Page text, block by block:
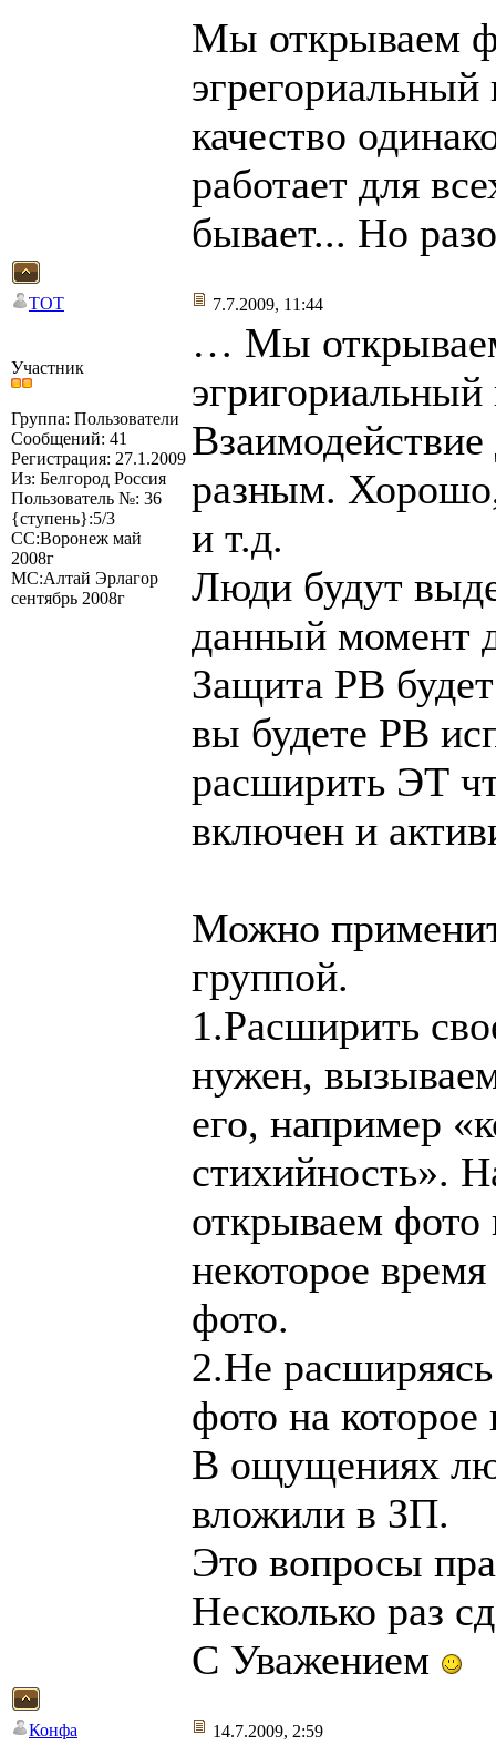
Мы открываем
качество
работает для
бывает... Но
TOT 7.7.2009, 11:44
Участник
Группа: Пользователи
Сообщений: 41
Регистрация: 27.1.2009
Из: Белгород Россия
Пользователь №: 36
{ступень}:5/3
СС:Воронеж май
2008г
МС:Алтай Эрлагор
сентябрь 2008г
… Мы
разным. Хорошо,
и т.д.
Люди будут
данный момент
Защита РВ
вы будете РВ
расширить ЭТ
включен и
Можно
группой.
1.Расширить
нужен,
его, например
стихийность».
открываем фото
некоторое
фото.
2.Не
фото на
В ощущениях
вложили в ЗП.
Это вопросы
Несколько раз
С Уважением
Конфа 14.7.2009, 2:59